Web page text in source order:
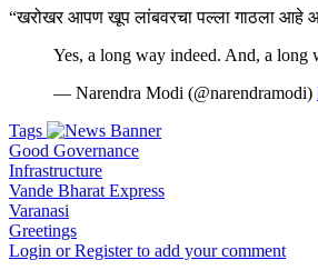
“खरोखर आपण खूप लांबवरचा पल्ला गाठला आहे
Yes, a long way indeed. And, a long
— Narendra Modi (@narendramodi)
Tags
Good Governance
Infrastructure
Vande Bharat Express
Varanasi
Greetings
Login or Register to add your comment